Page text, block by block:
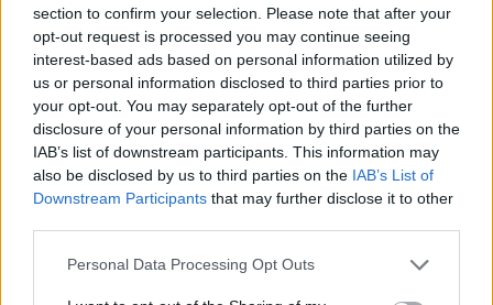
section to confirm your selection. Please note that after your
opt-out request is processed you may continue seeing
interest-based ads based on personal information utilized by
us or personal information disclosed to third parties prior to
your opt-out. You may separately opt-out of the further
disclosure of your personal information by third parties on the
IAB’s list of downstream participants. This information may
also be disclosed by us to third parties on the IAB’s List of
Downstream Participants that may further disclose it to other
Personal Data Processing Opt Outs
Lietuvos diena Nelaimės
Šiauliuose 86 metų vyro
vairuojamas „Opel“ sukėlė avariją
– automobilis apvirto ant stogo
2026 m. rugpjūčio 7 d. 10:02
Lrytas.lt